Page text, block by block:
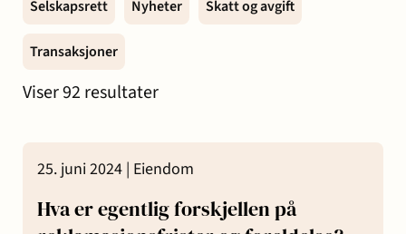
Selskapsrett Nyheter Skatt og avgift
Transaksjoner
Viser92 resultater
25. juni 2024 | Eiendom
Hva er egentlig forskjellen på
-
og
anlegg
ved
og
sykdom
og
og
anskaffelser
og
avgift